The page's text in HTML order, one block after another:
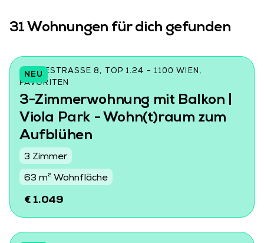
31 Wohnungen für dich gefunden
NEU
CZEIKESTRASSE 8, TOP 1.24 - 1100 WIEN, F
AVORITEN
3-Zimmerwohnung mit Balkon |
Viola Park - Wohn(t)raum zum
Aufblühen
3 Zimmer
63 m² Wohnfläche
€ 1.049